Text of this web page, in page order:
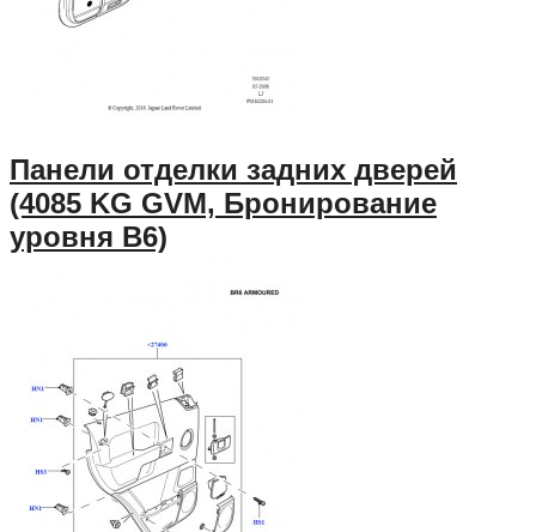
Панели отделки задних дверей
(4085 KG GVM, Бронирование
уровня B6)